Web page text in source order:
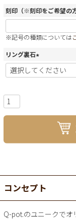
刻印（※刻印をご希望の
※記号の種類については
リング裏石
(
必
コンセプト
Q-pot.のユニークでオ